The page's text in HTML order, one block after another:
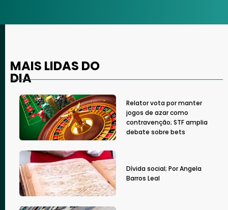
MAIS LIDAS DO
DIA
Relator vota por manter
jogos de azar como
contravenção; STF amplia
debate sobre bets
Dívida social; Por Angela
Barros Leal